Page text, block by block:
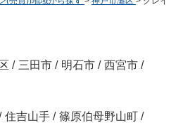
/ 三田市 / 明石市 / 西宮市 /
住吉山手 / 篠原伯母野山町 /